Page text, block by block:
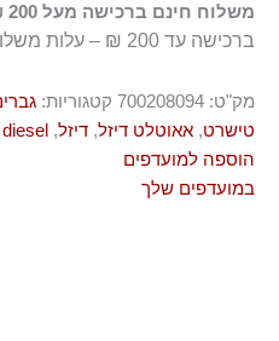
משלוח חינם ברכישה מעל 200 ₪
ברכישה עד 200 ₪ – עלות משלוח 20 ₪
מק"ט: 700208094 קטגוריות:
טישרט, אאוטלט דיזל, דיזל,
הוספה למועדפים
במועדפים שלך